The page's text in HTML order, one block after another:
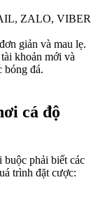
ZALO, VIBER
đơn giản và mau lẹ.
khoản mới và
bóng đá.
cá độ
buộc phải biết các
trình đặt cược: